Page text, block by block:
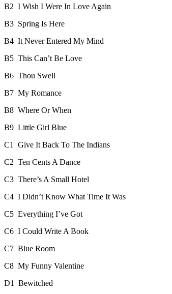
B2 I Wish I Were In Love Again
B3 Spring Is Here
B4 It Never Entered My Mind
B5 This Can’t Be Love
B6 Thou Swell
B7 My Romance
B8 Where Or When
B9 Little Girl Blue
C1
Give It Back To The Indians
C2 Ten Cents A Dance
C3 There’s A Small Hotel
C4 I Didn’t Know What Time It Was
C5 Everything I’ve Got
C6 I Could Write A Book
C7 Blue Room
C8 My Funny Valentine
D1
Bewitched